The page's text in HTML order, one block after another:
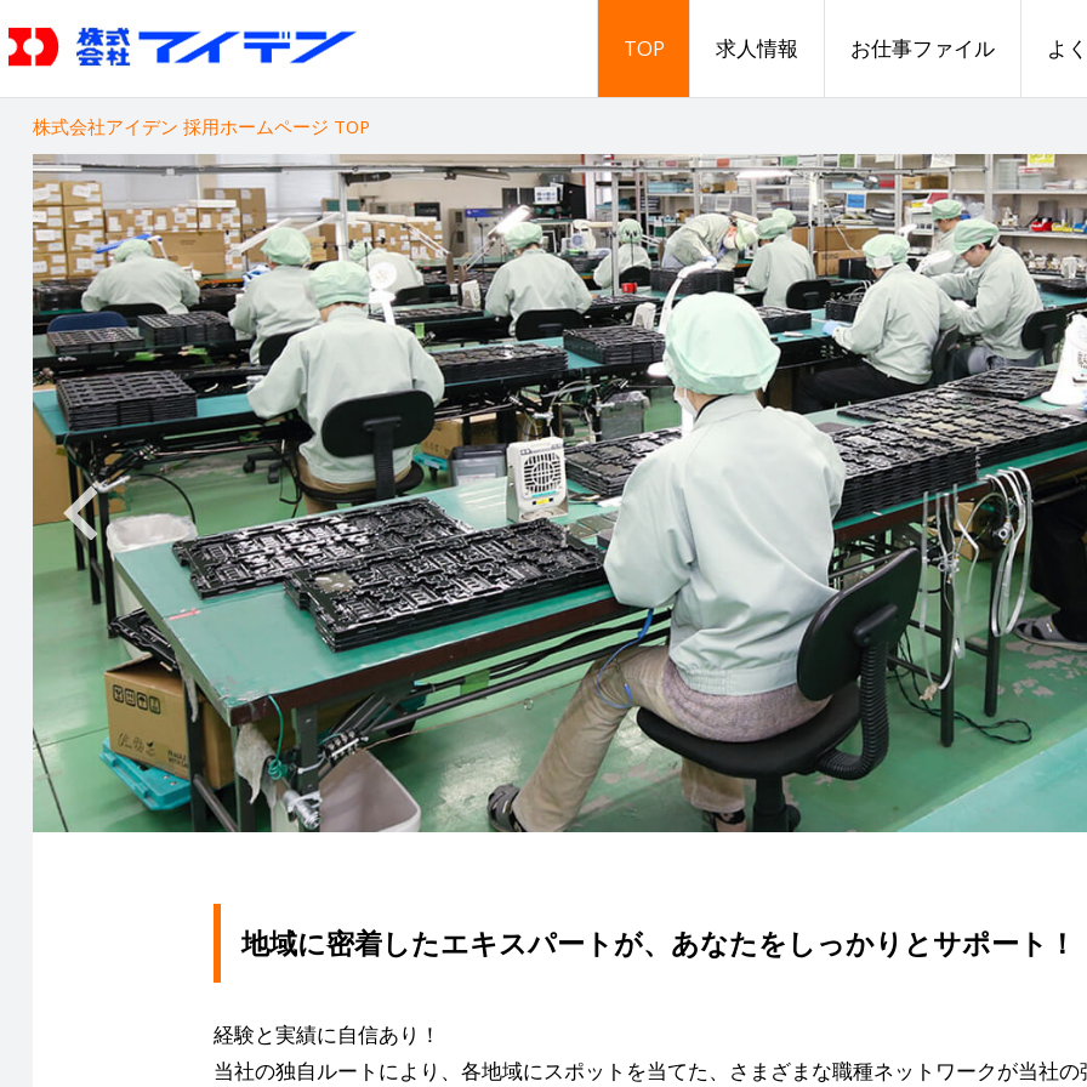
TOP 求人情報 お仕事ファイル よ
株式会社アイデン 採用ホームページ TOP
地域に密着したエキスパートが、あなたをしっかりとサポート！
経験と実績に自信あり！
当社の独自ルートにより、各地域にスポットを当てた、さまざまな職種ネットワークが当社の